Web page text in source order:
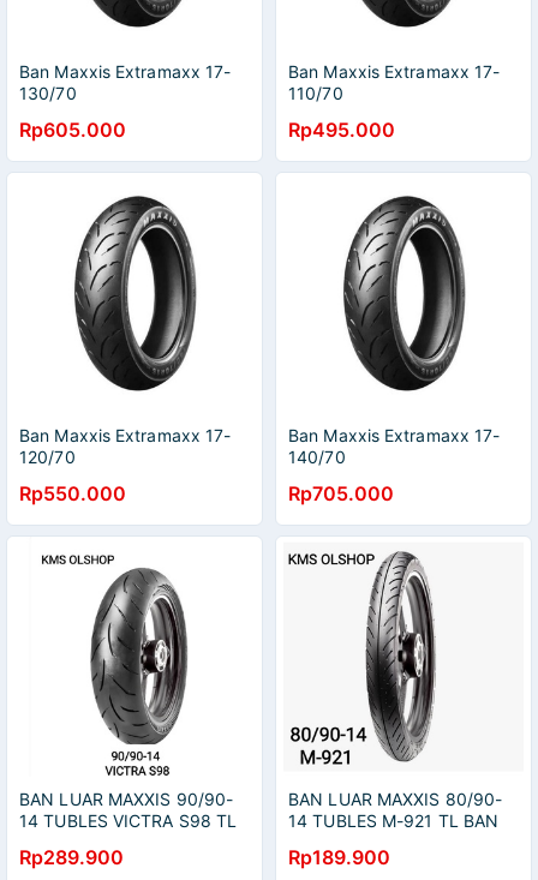
Ban Maxxis Extramaxx 17-
130/70
Rp605.000
Ban Maxxis Extramaxx 17-
110/70
Rp495.000
Ban Maxxis Extramaxx 17-
120/70
Rp550.000
Ban Maxxis Extramaxx 17-
140/70
Rp705.000
BAN LUAR MAXXIS 90/90-
14 TUBLES VICTRA S98 TL
VICTRA S98 TUBLES
Rp289.900
BAN LUAR MAXXIS 80/90-
14 TUBLES M-921 TL BAN
TUBLES
Rp189.900